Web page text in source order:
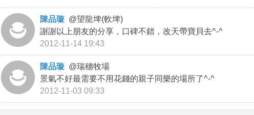
陳品璇 @望龍埤(軟埤)
謝謝以上朋友的分享，口碑不錯，改天帶寶貝去^-^
2012-11-14 19:43
陳品璇 @瑞穗牧場
景氣不好最需要不用花錢的親子同樂的場所了^-^
2012-11-03 09:33